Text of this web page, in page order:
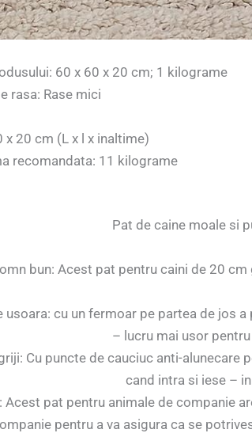
‎60 x 60 x 20 cm; 1 kilograme
rasa: Rase mici
x 20 cm (L x l x inaltime)
recomandata: 11 kilograme
Pat de caine moale si
bun: Acest pat pentru caini de 20
usoara: cu un fermoar pe partea de jos
– lucru mai usor
Cu puncte de cauciuc anti-
cand intra si iese –
Acest pat pentru animale de companie
pentru a va asigura ca se